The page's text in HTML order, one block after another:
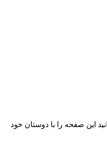
این صفحه را با دوستان خود